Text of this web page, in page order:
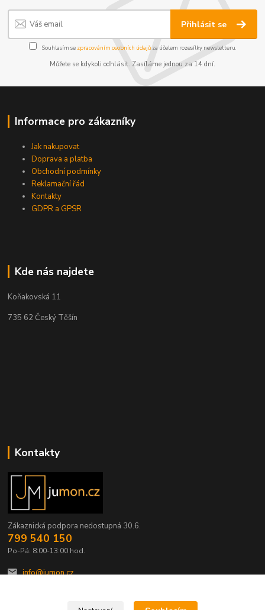
Přihlásit se
Souhlasím se zpracováním osobních údajůza účelem rozesílky newsletteru.
Můžete se kdykoli odhlásit. Zasíláme jednou za 14 dní.
Informace pro zákazníky
Jak nakupovat
Doprava a platba
Obchodní podmínky
Reklamační řád
Kontakty
GDPR a GPSR
Kde nás najdete
Koňakovská 11
735 62 Český Těšín
Kontakty
Zákaznická podpora nedostupná 30.6.
799 540 150
Po-Pá: 8:00-13:00 hod.
info@jumon.cz